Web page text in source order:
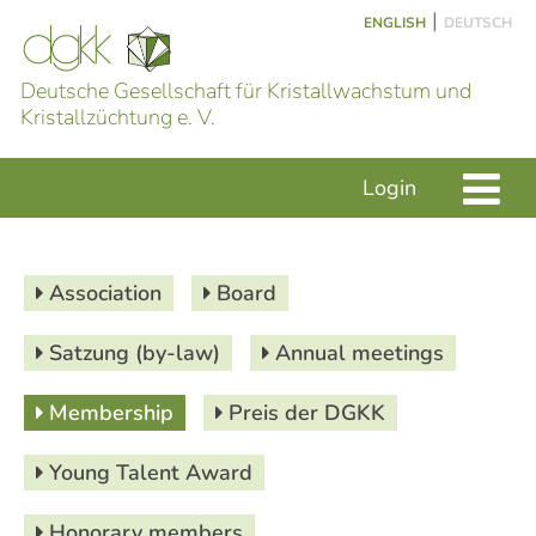
ENGLISH | DEUTSCH
Deutsche Gesellschaft für Kristallwachstum und
Kristallzüchtung e. V.
Login
Association Board
Satzung (by-law) Annual meetings
Membership Preis der DGKK
Young Talent Award